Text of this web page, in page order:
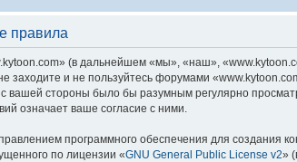
правила
(в дальнейшем «мы», «наш»,
заходите и не пользуйтесь форумами
вашей стороны было бы разумным регулярно
означает ваше согласие с ними.
программного обеспечения для создания
по лицензии «GNU General Public License v2»